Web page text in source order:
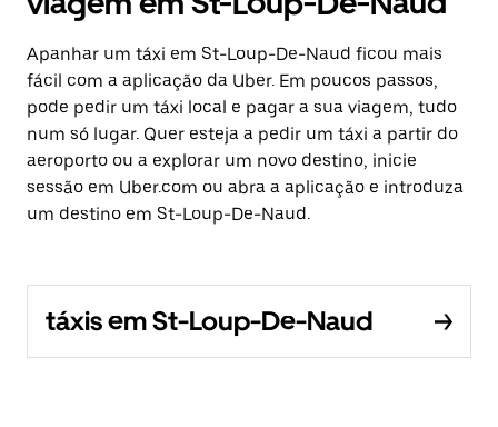
Apanhar um táxi em St-Loup-De-Naud ficou mais
fácil com a aplicação da Uber. Em poucos passos,
pode pedir um táxi local e pagar a sua viagem, tudo
num só lugar. Quer esteja a pedir um táxi a partir do
aeroporto ou a explorar um novo destino, inicie
sessão em Uber.com ou abra a aplicação e introduza
um destino em St-Loup-De-Naud.
táxis em St-Loup-De-Naud